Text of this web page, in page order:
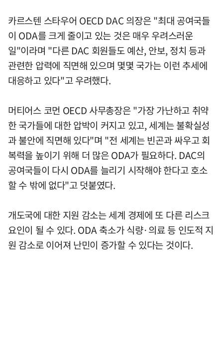
카르스텐 스타우어 OECD DAC 의장은 "최대 공여국들
이 ODA를 크게 줄이고 있는 것은 매우 우려스러운
일"이라며 "다른 DAC 회원들도 예산, 안보, 정치 등과
관련한 압력에 직면해 있으며 몇몇 국가는 이런 추세에
대응하고 있다"고 우려했다.
머티어스 코먼 OECD 사무총장은 "가장 가난하고 취약
한 국가들에 대한 압박이 커지고 있고, 세계는 불확실성
과 불안에 직면해 있다"며 "전 세계는 빈곤과 싸우고 회
복력을 높이기 위해 더 많은 ODA가 필요하다. DAC의
공여국들이 다시 ODA를 늘리기 시작해야 한다고 호소
할 수 밖에 없다"고 덧붙였다.
개도국에 대한 지원 감소는 세계 경제에 또 다른 리스크
요인이 될 수 있다. ODA 축소가 식량·의료 등 인도적 지
원 감소로 이어져 난민이 증가할 수 있다는 것이다.